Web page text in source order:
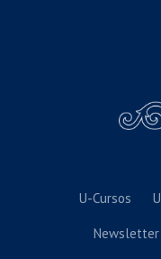
U-Cursos
Newsletter